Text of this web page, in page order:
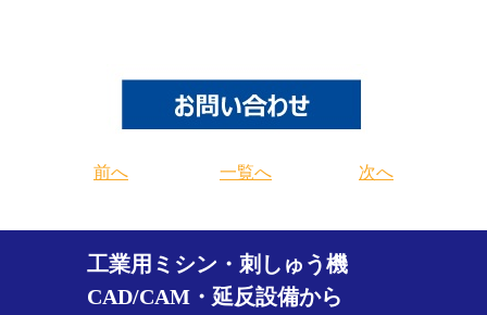
前へ 一覧へ 次へ
工業用ミシン・刺しゅう機
CAD/CAM・延反設備から